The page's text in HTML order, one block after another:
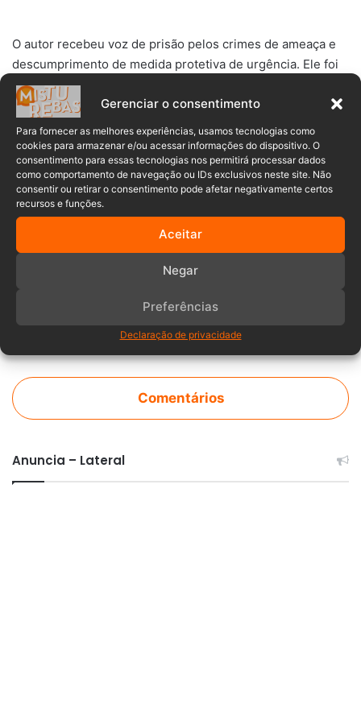
Gerenciar o consentimento
Para fornecer as melhores experiências, usamos tecnologias como
cookies para armazenar e/ou acessar informações do dispositivo. O
consentimento para essas tecnologias nos permitirá processar dados
como comportamento de navegação ou IDs exclusivos neste site. Não
consentir ou retirar o consentimento pode afetar negativamente certos
recursos e funções.
Aceitar
Negar
Preferências
Declaração de privacidade
O autor recebeu voz de prisão pelos crimes de ameaça e
descumprimento de medida protetiva de urgência. Ele foi
encaminhado ao Instituto Médico Legal (IML) de Blumenau
e depois conduzido à Delegacia de Polícia Civil de Indaial.
A vítima recebeu auxílio pela guarnição da
Rede Catarina
que esteve presente no local da ocorrência.
medida protetiva
Comentários
Anuncia – Lateral